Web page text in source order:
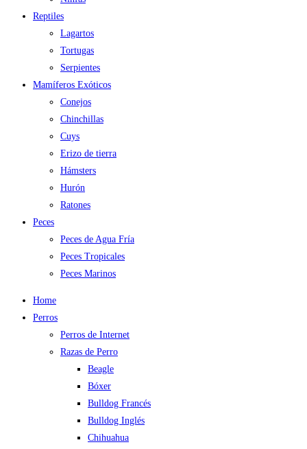
Reptiles
Lagartos
Tortugas
Serpientes
Mamíferos Exóticos
Conejos
Chinchillas
Cuys
Erizo de tierra
Hámsters
Hurón
Ratones
Peces
Peces de Agua Fría
Peces Tropicales
Peces Marinos
Home
Perros
Perros de Internet
Razas de Perro
Beagle
Bóxer
Bulldog Francés
Bulldog Inglés
Chihuahua